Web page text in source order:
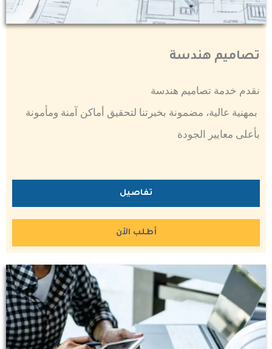
تصاميم هندسة
نقدم خدمة تصاميم هندسة
بمهنية عالية، مضمونة بخبرتنا لتحقيق أماكن آمنة ومأمونة
بأعلى معايير الجودة
تفاصيل
أطلب الأن